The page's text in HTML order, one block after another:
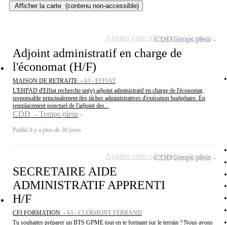
Afficher la carte (contenu non-accessible)
Adjoint administratif en charge de
l'économat (H/F)
MAISON DE RETRAITE - 63 - EFFIAT
L'EHPAD d'Effiat recherche un(e) adjoint administratif en charge de l'économat,
responsable principalement des tâches administratives d'exécution budgétaire. En
remplacement ponctuel de l'adjoint des...
CDD - Temps plein
Publié il y a plus de 30 jours
CDDTemps plein
Ajouter cette offre à ma sélection
SECRETAIRE AIDE
ADMINISTRATIF APPRENTI
H/F
CFI FORMATION - 63 - CLERMONT FERRAND
Tu souhaites préparer un BTS GPME tout en te formant sur le terrain ? Nous avons
CDDTemps plein
Ajouter cette offre à ma sélection